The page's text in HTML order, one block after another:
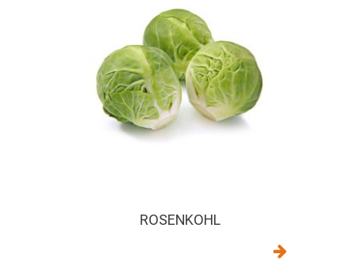
ROSENKOHL